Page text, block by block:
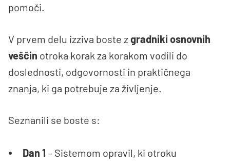
pomoči.
V prvem delu izziva boste zgradniki osnovnih
veščin otroka korak za korakom vodili do
doslednosti, odgovornosti in praktičnega
znanja, ki ga potrebuje za življenje.
Seznanili se boste s:
Dan 1 – Sistemom opravil, ki otroku